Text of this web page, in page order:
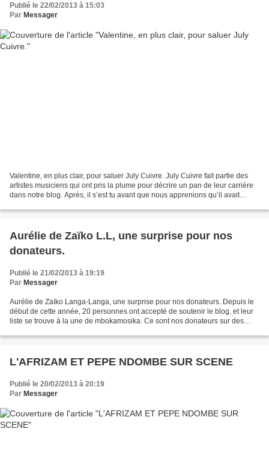
Publié le 22/02/2013 à 15:03
Par Messager
Valentine, en plus clair, pour saluer July Cuivre. July Cuivre fait partie des
artistes musiciens qui ont pris la plume pour décrire un pan de leur carrière
dans notre blog. Après, il s’est tu avant que nous apprenions qu’il avait
Aurélie de Zaïko L.L, une surprise pour nos
donateurs.
Publié le 21/02/2013 à 19:19
Par Messager
Aurélie de Zaïko Langa-Langa, une surprise pour nos donateurs. Depuis le
début de cette année, 20 personnes ont accepté de soutenir le blog, et leur
liste se trouve à la une de mbokamosika. Ce sont nos donateurs sur des
L'AFRIZAM ET PEPE NDOMBE SUR SCENE
Publié le 20/02/2013 à 20:19
Par Messager